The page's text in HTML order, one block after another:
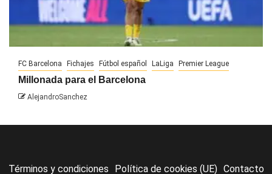
FC Barcelona Fichajes Fútbol español LaLiga Premier League
Millonada para el Barcelona
AlejandroSanchez
Términos y condiciones Política de cookies (UE) Contacto